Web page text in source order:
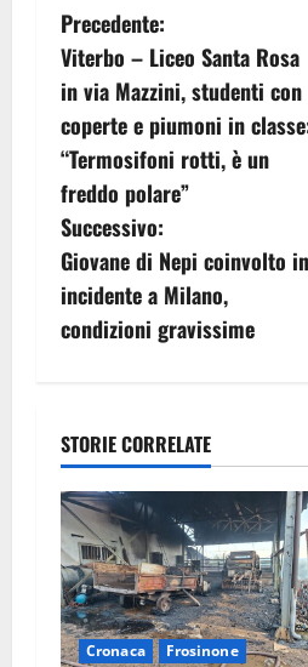
N
a
v
i
g
a
z
o
n
e
a
r
Precedente:
Viterbo – Liceo Santa Rosa
in via Mazzini, studenti con
coperte e piumoni in
“Termosifoni rotti, è un
freddo polare”
Successivo:
Giovane di Nepi coinvolto in
incidente a Milano,
condizioni gravissime
STORIE CORRELATE
Cronaca Frosinone